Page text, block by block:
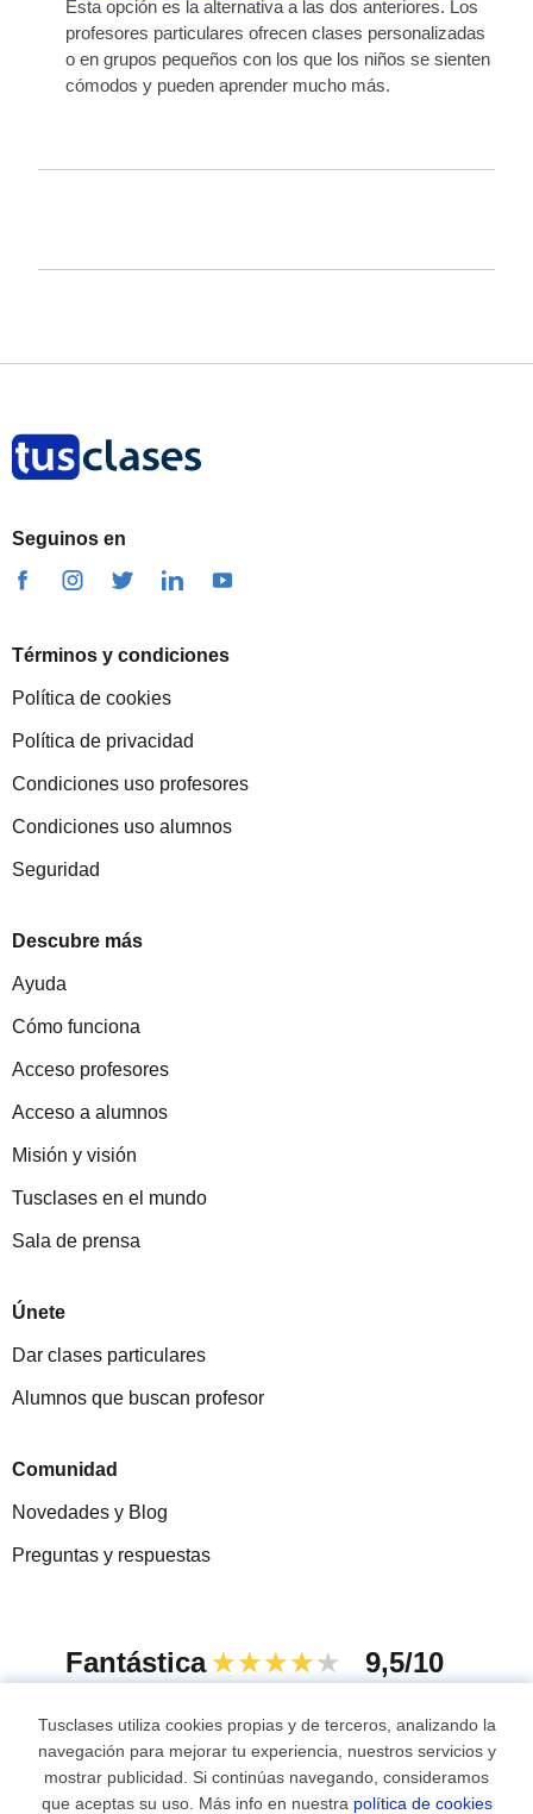
Esta opción es la alternativa a las dos anteriores. Los
profesores particulares ofrecen clases personalizadas
o en grupos pequeños con los que los niños se sienten
cómodos y pueden aprender mucho más.
Seguinos en
Términos y condiciones
Política de cookies
Política de privacidad
Condiciones uso profesores
Condiciones uso alumnos
Seguridad
Descubre más
Ayuda
Cómo funciona
Acceso profesores
Acceso a alumnos
Misión y visión
Tusclases en el mundo
Sala de prensa
Únete
Dar clases particulares
Alumnos que buscan profesor
Comunidad
Novedades y Blog
Preguntas y respuestas
Fantástica ★★★★★ 9,5/10
© 2007 - 2026 Tusclases.com.uy
Tusclases utiliza cookies propias y de terceros, analizando la
navegación para mejorar tu experiencia, nuestros servicios y
mostrar publicidad. Si continúas navegando, consideramos
que aceptas su uso. Más info en nuestra política de cookies